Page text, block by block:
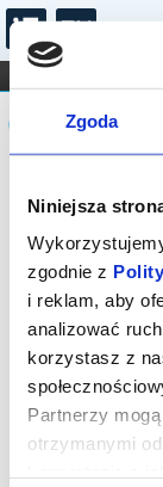
Zgoda
Niniejsza
zgodnie z
i reklam, aby
analizować
korzystasz z
Partnerzy
otrzymanymi
FILHARMONIA
DLA DZIECI
Sprzedaż
została